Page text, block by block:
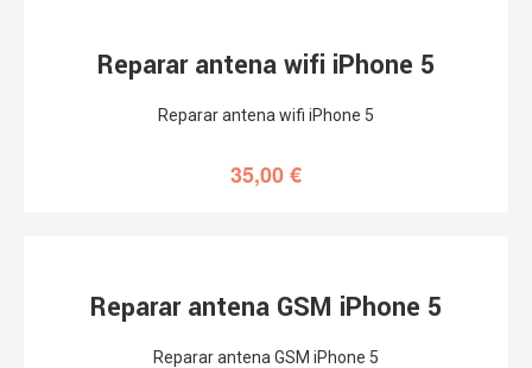
Reparar antena wifi iPhone 5
Reparar antena wifi iPhone 5
35,00€
Reparar antena GSM iPhone 5
Reparar antena GSM iPhone 5